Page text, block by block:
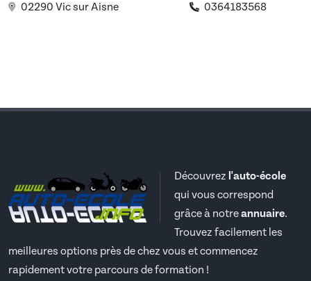
02290 Vic sur Aisne
0364183568
Découvrez l'auto-école
qui vous correspond
grâce à notreannuaire.
Trouvez facilement les
meilleures options près de chez vous et commencez
rapidement votre parcours de formation !